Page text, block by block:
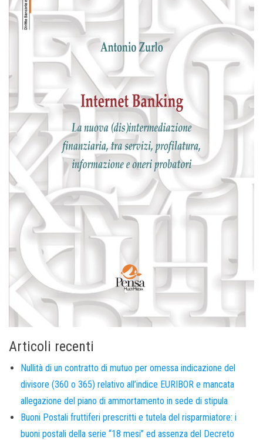
Articoli recenti
Nullità di un contratto di mutuo per omessa indicazione del
divisore (360 o 365) relativo all’indice EURIBOR e mancata
allegazione del piano di ammortamento in sede di stipula
Buoni Postali fruttiferi prescritti e tutela del risparmiatore: i
buoni postali della serie “18 mesi” ed assenza del Decreto